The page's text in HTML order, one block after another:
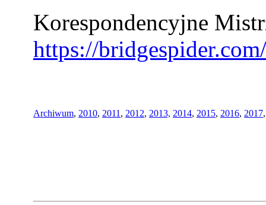
Korespondencyjne
https://
Archiwum, 2010, 2011 , 2012, 2013, 2014, 2015, 2016, 2017